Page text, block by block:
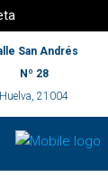
San Andrés
Nº 28
Huelva, 21004